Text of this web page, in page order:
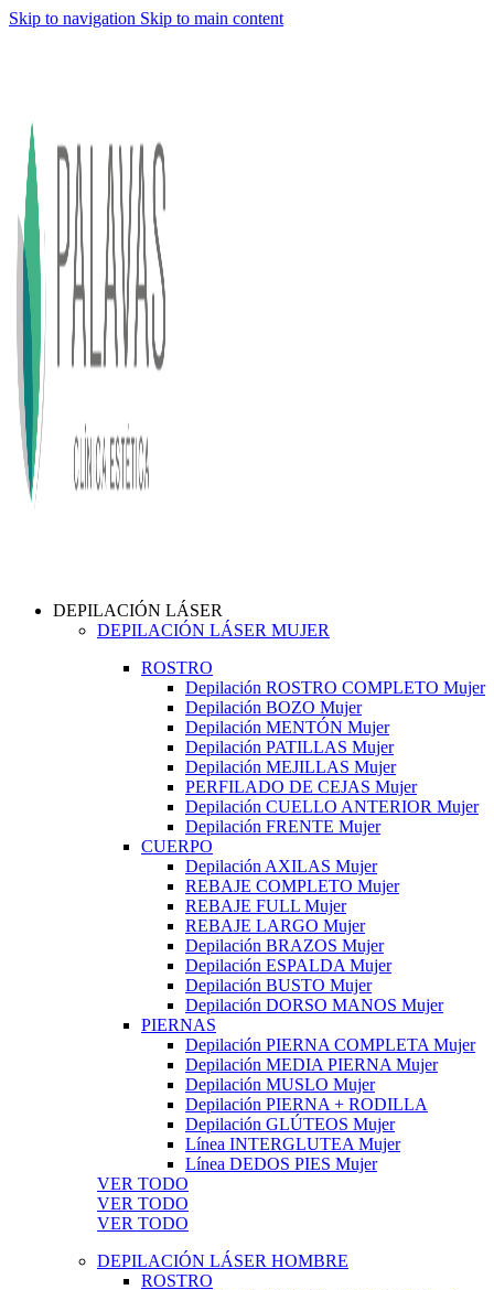
Skip to navigation Skip to main content
DEPILACIÓN LÁSER
DEPILACIÓN LÁSER MUJER
ROSTRO
Depilación ROSTRO COMPLETO Mujer
Depilación BOZO Mujer
Depilación MENTÓN Mujer
Depilación PATILLAS Mujer
Depilación MEJILLAS Mujer
PERFILADO DE CEJAS Mujer
Depilación CUELLO ANTERIOR Mujer
Depilación FRENTE Mujer
CUERPO
Depilación AXILAS Mujer
REBAJE COMPLETO Mujer
REBAJE FULL Mujer
REBAJE LARGO Mujer
Depilación BRAZOS Mujer
Depilación ESPALDA Mujer
Depilación BUSTO Mujer
Depilación DORSO MANOS Mujer
PIERNAS
Depilación PIERNA COMPLETA Mujer
Depilación MEDIA PIERNA Mujer
Depilación MUSLO Mujer
Depilación PIERNA + RODILLA
Depilación GLÚTEOS Mujer
Línea INTERGLUTEA Mujer
Línea DEDOS PIES Mujer
VER TODO
VER TODO
VER TODO
DEPILACIÓN LÁSER HOMBRE
ROSTRO